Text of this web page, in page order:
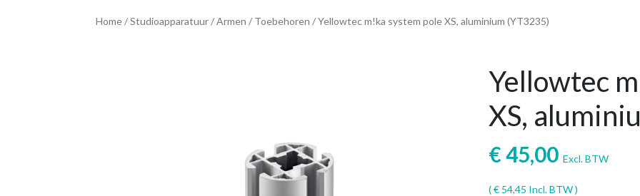
Home/Studioapparatuur/Armen / Toebehoren / Yellowtec m!ka system pole XS, aluminium (YT3235)
Yellowtec
XS,
€45,00 Excl. BTW
(€ 54,45 Incl. BTW )